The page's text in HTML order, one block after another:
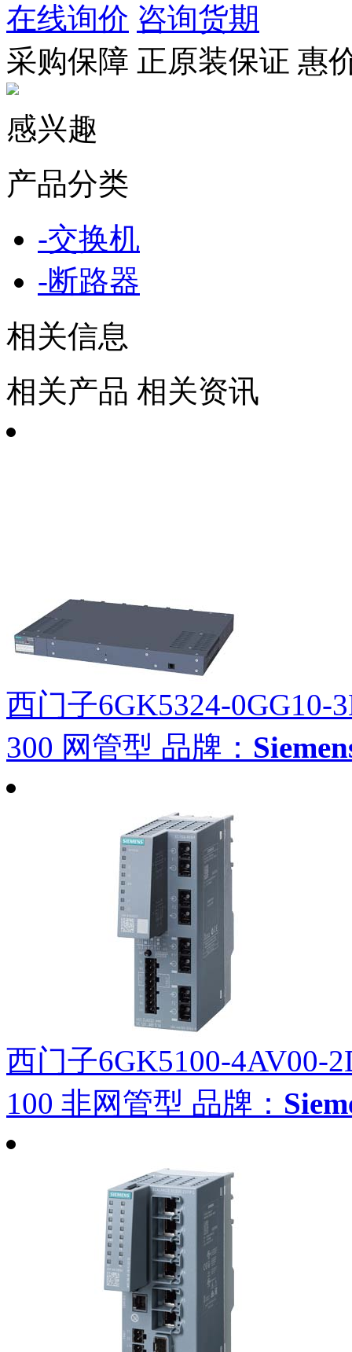
在线询价 咨询货期
采购保障 正原装保证 惠
感兴趣
产品分类
-交换机
-断路器
相关信息
相关产品 相关资讯
西门子6GK5324-0GG10-
300 网管型 品牌：
西门子6GK5100-4AV00-
100 非网管型 品牌：